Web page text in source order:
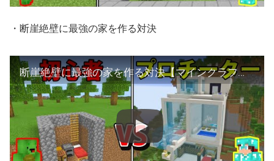
・断崖絶壁に最強の家を作る対決
断崖絶壁に最強の家を作る対決【マインクラフト】